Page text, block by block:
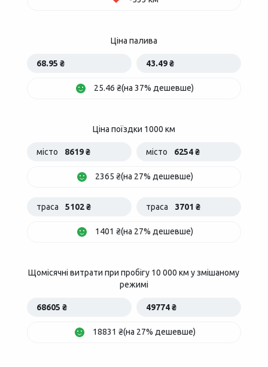
Ціна палива
68.95 ₴ 43.49 ₴
25.46 ₴(на 37% дешевше)
Ціна поїздки 1000 км
місто 8619 ₴ місто 6254 ₴
2365 ₴(на 27% дешевше)
траса 5102 ₴ траса 3701 ₴
1401 ₴(на 27% дешевше)
Щомісячні витрати при пробігу 10 000 км у змішаному
режимі
68605 ₴ 49774 ₴
18831 ₴(на 27% дешевше)